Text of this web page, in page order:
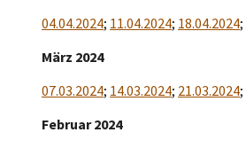
04.04.2024; 11.04.2024; 18.04.2024;
März 2024
07.03.2024; 14.03.2024; 21.03.2024;
Februar 2024